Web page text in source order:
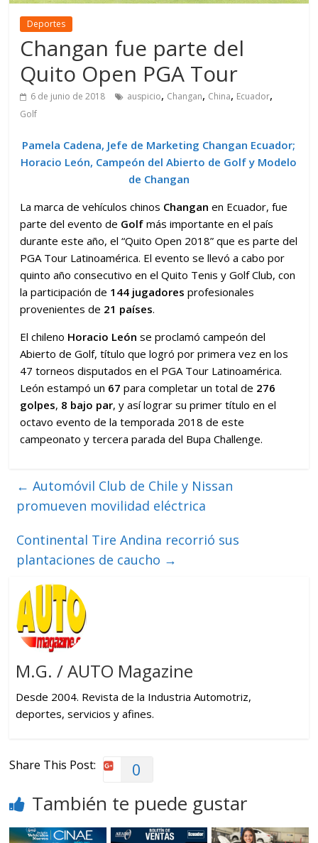
Deportes
Changan fue parte del
Quito Open PGA Tour
6 de junio de 2018 auspicio, Changan, China, Ecuador,
Golf
Pamela Cadena, Jefe de Marketing Changan Ecuador;
Horacio León, Campeón del Abierto de Golf y Modelo
de Changan
La marca de vehículos chinos Changan en Ecuador, fue
parte del evento de Golf más importante en el país
durante este año, el “Quito Open 2018” que es parte del
PGA Tour Latinoamérica. El evento se llevó a cabo por
quinto año consecutivo en el Quito Tenis y Golf Club, con
la participación de 144 jugadores profesionales
provenientes de 21 países.
El chileno Horacio León se proclamó campeón del
Abierto de Golf, título que logró por primera vez en los
47 torneos disputados en el PGA Tour Latinoamérica.
León estampó un 67 para completar un total de 276
golpes, 8 bajo par, y así lograr su primer título en el
octavo evento de la temporada 2018 de este
campeonato y tercera parada del Bupa Challenge.
← Automóvil Club de Chile y Nissan
promueven movilidad eléctrica
Continental Tire Andina recorrió sus
plantaciones de caucho →
M.G. / AUTO Magazine
Desde 2004. Revista de la Industria Automotriz,
deportes, servicios y afines.
Share This Post: 0
También te puede gustar